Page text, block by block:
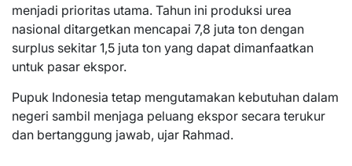
menjadi prioritas utama. Tahun ini produksi urea
nasional ditargetkan mencapai 7,8 juta ton dengan
surplus sekitar 1,5 juta ton yang dapat dimanfaatkan
untuk pasar ekspor.
Pupuk Indonesia tetap mengutamakan kebutuhan dalam
negeri sambil menjaga peluang ekspor secara terukur
dan bertanggung jawab, ujar Rahmad.